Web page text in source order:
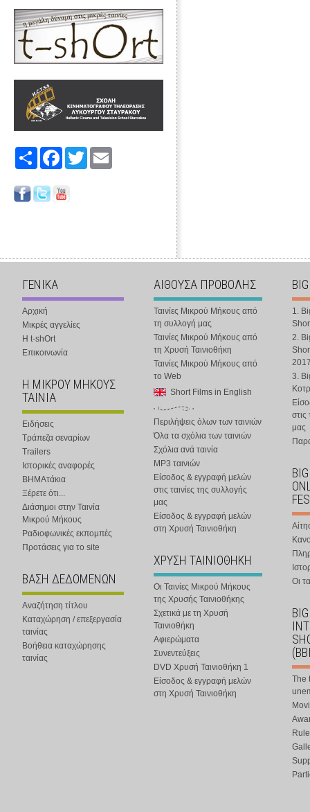
Share FacebookTwitter
ΓΕΝΙΚΑ
Αρχική
Μικρές αγγελίες
Η t-shOrt
Επικοινωνία
Η ΜΙΚΡΟΥ ΜΗΚΟΥΣ
ΤΑΙΝΙΑ
Ειδήσεις
Τράπεζα σεναρίων
Trailers
Ιστορικές αναφορές
ΒΗΜΑτάκια
Ξέρετε ότι...
Διάσημοι στην Ταινία
Μικρού Μήκους
Ραδιοφωνικές εκπομπές
Προτάσεις για το site
ΒΑΣΗ ΔΕΔΟΜΕΝΩΝ
Αναζήτηση τίτλου
Καταχώρηση / επεξεργασία
ταινίας
Βοήθεια καταχώρησης
ταινίας
ΑΙΘΟΥΣΑ ΠΡΟΒΟΛΗΣ
Ταινίες Μικρού Μήκους από
τη συλλογή μας
Ταινίες Μικρού Μήκους από
τη Χρυσή Ταινιοθήκη
Ταινίες Μικρού Μήκους από
το Web
Short Films in English
Περιλήψεις όλων των ταινιών
Όλα τα σχόλια των ταινιών
Σχόλια ανά ταινία
MP3 ταινιών
Είσοδος & εγγραφή μελών
στις ταινίες της συλλογής
μας
Είσοδος & εγγραφή μελών
στη Χρυσή Ταινιοθήκη
ΧΡΥΣΗ ΤΑΙΝΙΟΘΗΚΗ
Οι Ταινίες Μικρού Μήκους
της Χρυσής Ταινιοθήκης
Σχετικά με τη Χρυσή
Ταινιοθήκη
Αφιερώματα
Συνεντεύξεις
DVD Χρυσή Ταινιοθήκη 1
Είσοδος & εγγραφή μελών
στη Χρυσή Ταινιοθήκη
1.
2.
3.
στις
μας
Οι
The